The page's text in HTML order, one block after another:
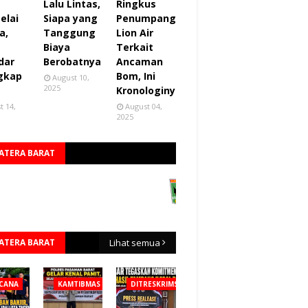
14,
Lalu Lintas,
Siapa yang
Tanggung
Biaya
Berobatnya
August 10,
2025
Ringkus
Penumpang
Lion Air
Terkait
Ancaman
Bom, Ini
Kronologinya
August 04,
2025
BARAT
BARAT Lihat semua
KAMTIBMAS DITRESKRIMSUS